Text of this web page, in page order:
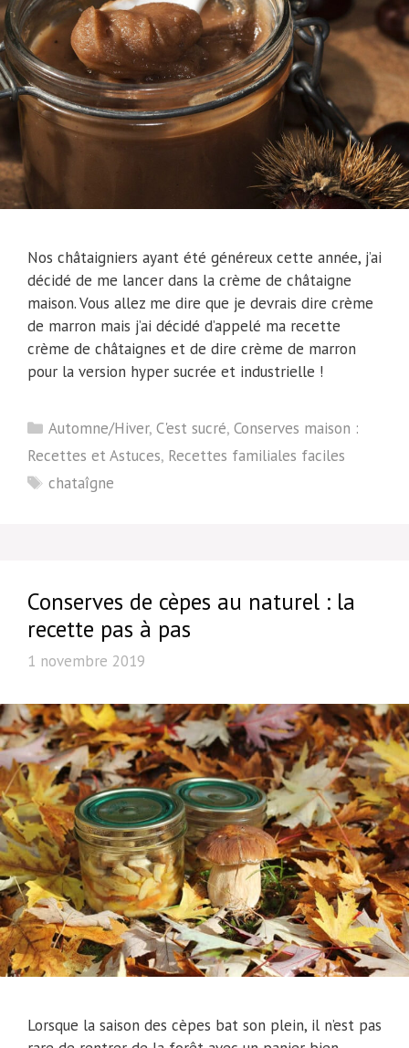
Nos châtaigniers ayant été généreux cette année, j’ai
décidé de me lancer dans la crème de châtaigne
maison. Vous allez me dire que je devrais dire crème
de marron mais j’ai décidé d’appelé ma recette
crème de châtaignes et de dire crème de marron
pour la version hyper sucrée et industrielle !
Catégories
Automne/Hiver,C'est sucré,Conserves maison :
Recettes et Astuces, Recettes familiales faciles
Étiquettes
chataîgne
Conserves de cèpes au naturel : la
recette pas à pas
1 novembre 2019
Lorsque la saison des cèpes bat son plein, il n’est pas